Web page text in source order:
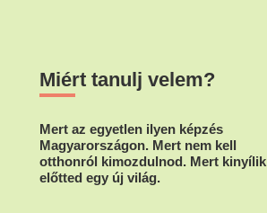
Miért tanulj velem?
Mert az egyetlen ilyen képzés
Magyarországon. Mert nem kell
otthonról kimozdulnod. Mert kinyílik
előtted egy új világ.